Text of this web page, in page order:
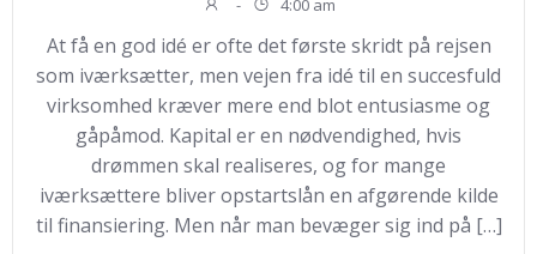
- 4:00 am
At få en god idé er ofte det første skridt på rejsen
som iværksætter, men vejen fra idé til en succesfuld
virksomhed kræver mere end blot entusiasme og
gåpåmod. Kapital er en nødvendighed, hvis
drømmen skal realiseres, og for mange
iværksættere bliver opstartslån en afgørende kilde
til finansiering. Men når man bevæger sig ind på […]